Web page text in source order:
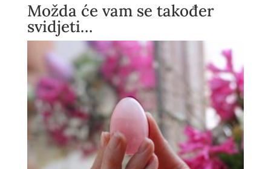
Možda će vam se također
svidjeti…